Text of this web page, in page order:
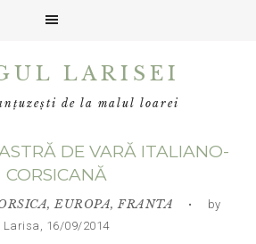
LARISEI
de la malul loarei
DE VARĂ ITALIANO-
CORSICANĂ
,EUROPA,FRANTA • by
Larisa, 16/09/2014